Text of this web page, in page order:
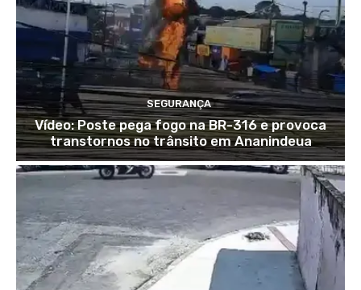
SEGURANÇA
Vídeo: Poste pega fogo na BR-316 e provoca
transtornos no trânsito em Ananindeua